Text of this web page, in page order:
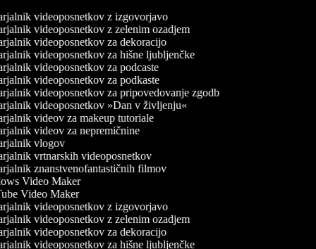
videoposnetkov z izgovorjavo
videoposnetkov z zelenim ozadjem
videoposnetkov za dekoracijo
videoposnetkov za hišne ljubljenčke
videoposnetkov za podcaste
videoposnetkov za podkaste
videoposnetkov za pripovedovanje zgodb
videoposnetkov »Dan v življenju«
videov za makeup tutoriale
videov za nepremičnine
vlogov
vrtnarskih videoposnetkov
znanstvenofantastičnih filmov
Video Maker
Video Maker
videoposnetkov z izgovorjavo
videoposnetkov z zelenim ozadjem
videoposnetkov za dekoracijo
videoposnetkov za hišne ljubljenčke